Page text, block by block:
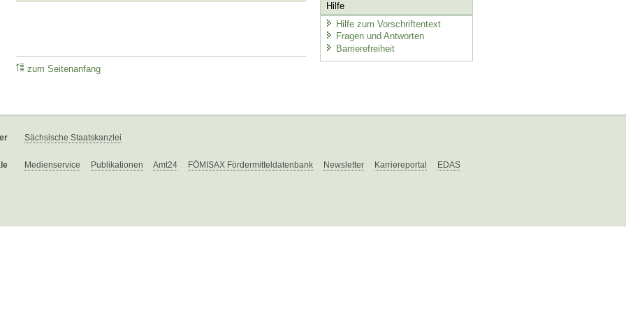
zum Seitenanfang
Hilfe
Hilfe zum Vorschriftentext
Fragen und Antworten
Barrierefreiheit
Sächsische Staatskanzlei
Medienservice Publikationen Amt24 FÖMISAX Fördermitteldatenbank Newsletter Karriereportal EDAS